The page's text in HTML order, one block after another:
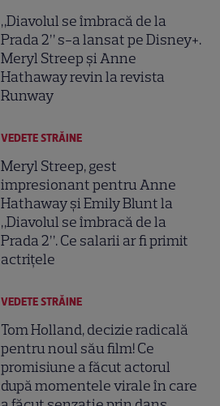
„Diavolul se îmbracă de la
Prada 2” s-a lansat pe Disney+.
Meryl Streep și Anne
Hathaway revin la revista
Runway
VEDETE STRĂINE
Meryl Streep, gest
impresionant pentru Anne
Hathaway și Emily Blunt la
„Diavolul se îmbracă de la
Prada 2”. Ce salarii ar fi primit
actrițele
VEDETE STRĂINE
Tom Holland, decizie radicală
pentru noul său film! Ce
promisiune a făcut actorul
după momentele virale în care